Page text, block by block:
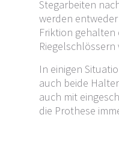
Stegarbeiten
werden
Friktion gehalten
Riegelschlössern
In einigen
auch beide
auch mit
die Prothese